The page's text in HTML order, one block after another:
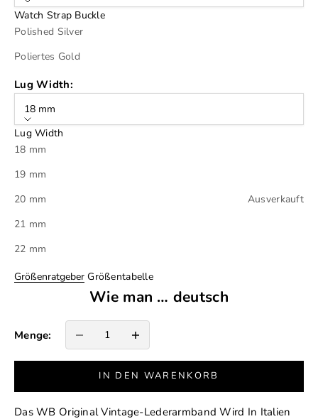
Watch Strap Buckle
Polished Silver
Poliertes Gold
Lug Width:
18 mm
Lug Width
18 mm
19 mm
20 mm
Ausverkauft
21 mm
22 mm
Größenratgeber Größentabelle
Wie man … deutsch
Menge: Anzahl verringernAnzahl erhöhen
IN DEN WARENKORB
Das WB Original Vintage-Lederarmband Wird In Italien